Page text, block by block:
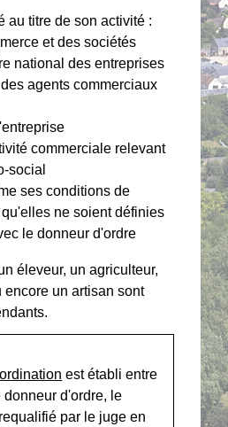
au titre de son activité :
et des sociétés
national des entreprises
agents commerciaux
commerciale relevant
social
ses conditions de
ne soient définies
le donneur d'ordre
éleveur, un agriculteur,
encore un artisan sont
est établi entre
donneur d'ordre, le
par le juge en